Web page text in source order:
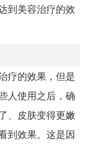
到美容治疗的效
疗的效果，但是
人使用之后，确
、皮肤变得更嫩
到效果。这是因